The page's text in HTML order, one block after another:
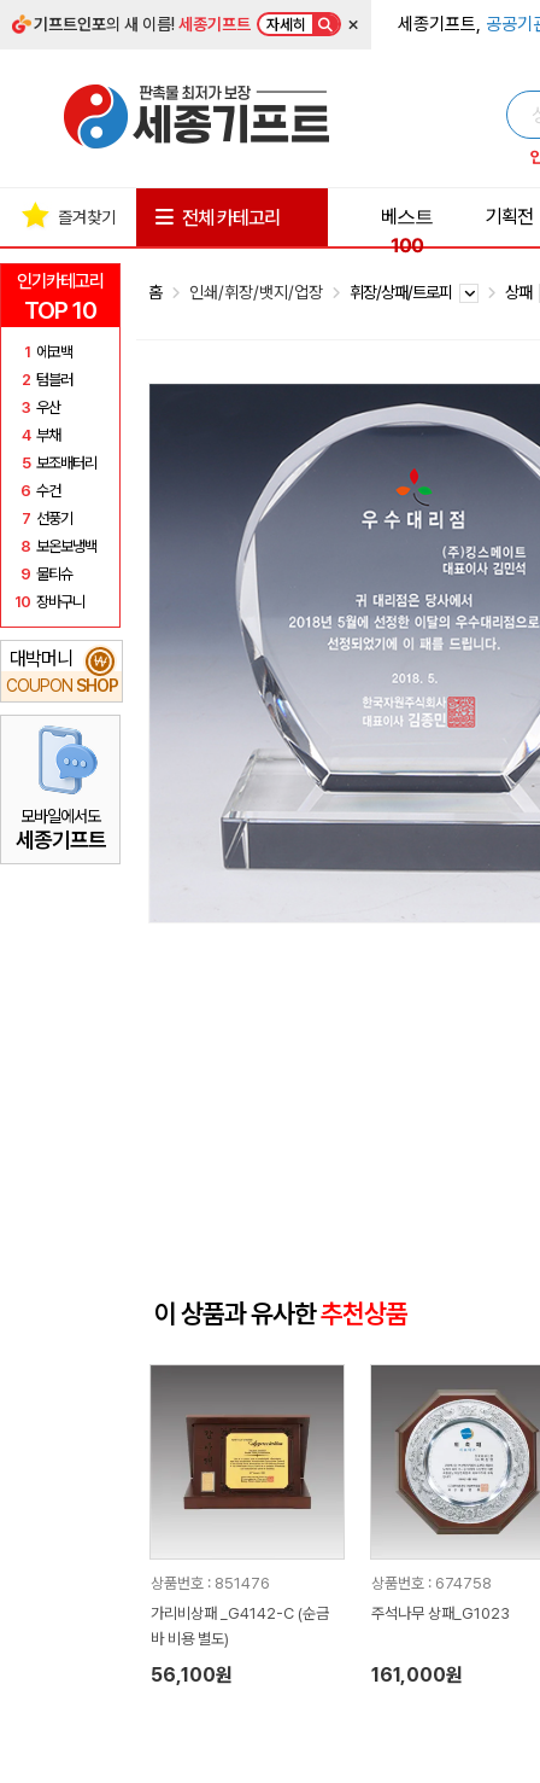
기프트인포의 새 이름!세종기프트 자세히 × 세종기프트, 공공기
인기카테고리
TOP 10
1 에코백
2 텀블러
3 우산
4 부채
5 보조배터리
6 수건
7 선풍기
8 보온보냉백
9 물티슈
10 장바구니
대박머니
COUPON SHOP
₩
모바일에서도
세종기프트
즐겨찾기 전체 카테고리
베스트
100
기획전
홈 인쇄/휘장/뱃지/업장 휘장/상패/트로피 상패
이 상품과 유사한추천상품
상품번호 : 851476
가리비상패 _G4142-C (순금
바 비용 별도)
56,100원
상품번호 : 674758
주석나무 상패_G1023
161,000원